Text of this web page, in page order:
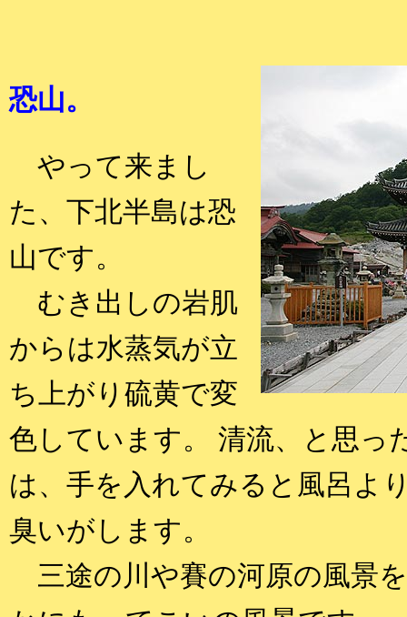
恐山。
やって来まし
た、下北半島は恐
山です。
むき出しの岩肌
からは水蒸気が立
ち上がり硫黄で変
色しています。 清流、と思っ
は、手を入れてみると風呂よ
臭いがします。
三途の川や賽の河原の風景